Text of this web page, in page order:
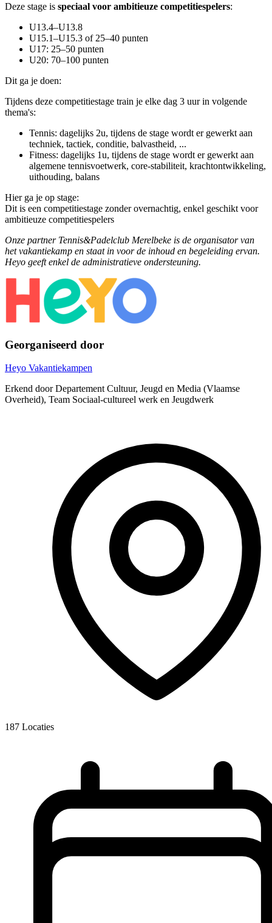
Deze stage is speciaal voor ambitieuze competitiespelers:
U13.4–U13.8
U15.1–U15.3 of 25–40 punten
U17: 25–50 punten
U20: 70–100 punten
Dit ga je doen:
Tijdens deze competitiestage train je elke dag 3 uur in volgende
thema's:
Tennis: dagelijks 2u, tijdens de stage wordt er gewerkt aan
techniek, tactiek, conditie, balvastheid, ...
Fitness: dagelijks 1u, tijdens de stage wordt er gewerkt aan
algemene tennisvoetwerk, core-stabiliteit, krachtontwikkeling,
uithouding, balans
Hier ga je op stage:
Dit is een competitiestage zonder overnachtig, enkel geschikt voor
ambitieuze competitiespelers
Onze partner Tennis&Padelclub Merelbeke is de organisator van
het vakantiekamp en staat in voor de inhoud en begeleiding ervan.
Heyo geeft enkel de administratieve ondersteuning.
Georganiseerd door
Heyo Vakantiekampen
Erkend door Departement Cultuur, Jeugd en Media (Vlaamse
Overheid), Team Sociaal-cultureel werk en Jeugdwerk
187 Locaties